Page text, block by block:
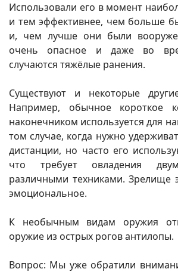
Использовали его в момент
и тем эффективнее, чем больше
и, чем лучше они были
очень опасное и даже во
случаются тяжёлые ранения.
Существуют и некоторые
Например, обычное короткое
наконечником используется для
том случае, когда нужно
дистанции, но часто его
что требует овладения
различными техниками. Зрелище
эмоциональное.
К необычным видам оружия
оружие из острых рогов антилопы.
Вопрос: Мы уже обратили